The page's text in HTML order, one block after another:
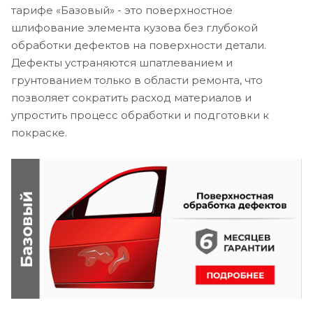
тарифе «Базовый» - это поверхностное
шлифование элемента кузова без глубокой
обработки дефектов на поверхности детали.
Дефекты устраняются шпатлеванием и
грунтованием только в области ремонта, что
позволяет сократить расход материалов и
упростить процесс обработки и подготовки к
покраске.